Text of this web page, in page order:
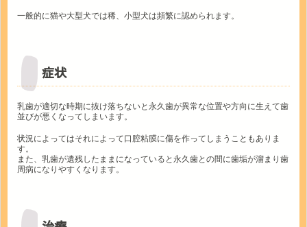
一般的に猫や大型犬では稀、小型犬は頻繁に認められます。
症状
乳歯が適切な時期に抜け落ちないと永久歯が異常な位置や方向に生えて歯
並びが悪くなってしまいます。
状況によってはそれによって口腔粘膜に傷を作ってしまうこともありま
す。
また、乳歯が遺残したままになっていると永久歯との間に歯垢が溜まり歯
周病になりやすくなります。